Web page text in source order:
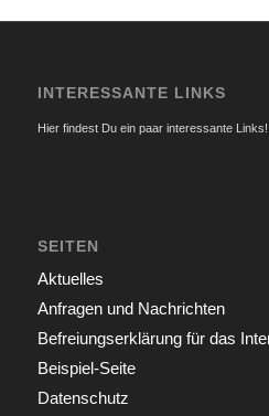
INTERESSANTE LINKS
Hier findest Du ein paar interessante
SEITEN
Aktuelles
Anfragen und Nachrichten
Befreiungserklärung für das
Beispiel-Seite
Datenschutz